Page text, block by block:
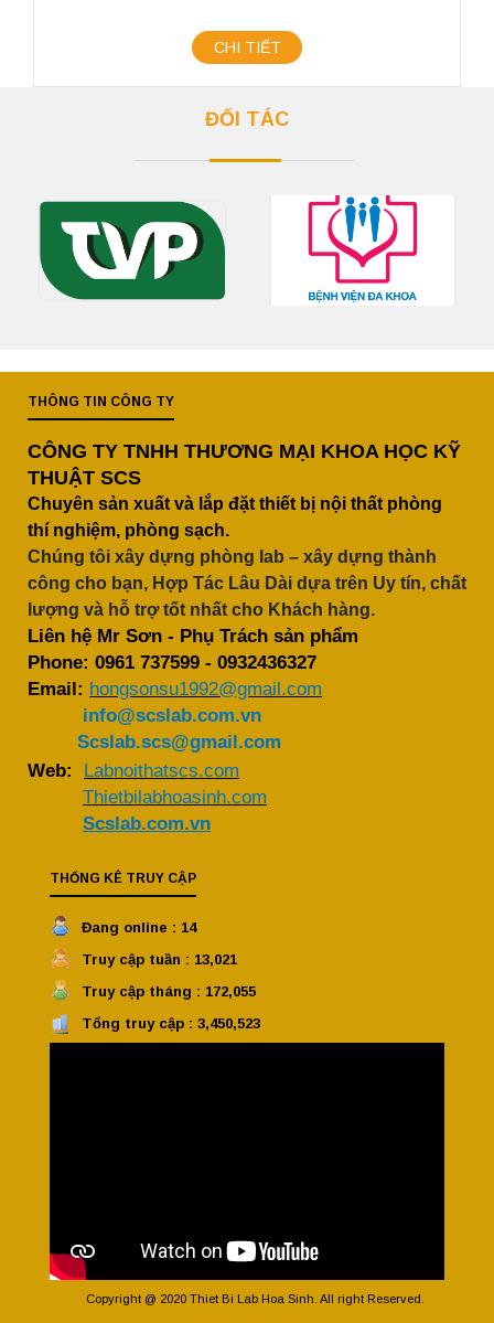
CHI TIẾT
ĐỐI TÁC
THÔNG TIN CÔNG TY
CÔNG TY TNHH THƯƠNG MẠI KHOA HỌC KỸ
THUẬT SCS
Chuyên sản xuất và lắp đặt thiết bị nội thất phòng
thí nghiệm, phòng sạch.
Chúng tôi xây dựng phòng lab – xây dựng thành
công cho bạn, Hợp Tác Lâu Dài dựa trên Uy tín, chất
lượng và hỗ trợ tốt nhất cho Khách hàng.
Liên hệ Mr Sơn - Phụ Trách sản phẩm
Phone: 0961 737599 - 0932436327
Email: hongsonsu1992@gmail.com
info@scslab.com.vn
Scslab.scs@gmail.com
Web: Labnoithatscs.com
Thietbilabhoasinh.com
Scslab.com.vn
THỐNG KÊ TRUY CẬP
Đang online : 14
Truy cập tuần : 13,021
Truy cập tháng : 172,055
Tổng truy cập : 3,450,523
Copyright @ 2020 Thiet Bi Lab Hoa Sinh. All right Reserved.